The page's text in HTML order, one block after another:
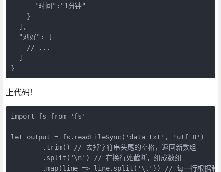
      "时间":"1分钟"
    }
  ],
  "刘好": [
    // ...
  ]
上代码！
import fs from 'fs'
let output = fs.readFileSync('data.txt', 'utf-8')